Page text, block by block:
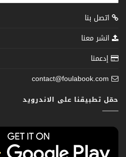
اتصل بنا
انشر معنا
إدعمنا
contact@foulabook.com
حمّل تطبيقنا على الاندرويد